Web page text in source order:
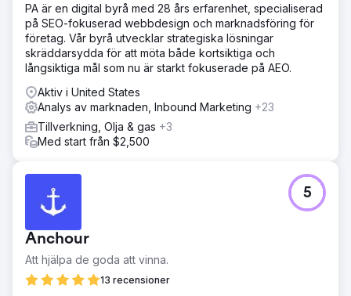
Vi fokuserade på att identifiera rätt kunder genom riktade
marknadsföringskampanjer för att öka engagemanget
och konverteringsfrekvensen. Organiskt sökande var
nyckeln till att skapa hållbarhet i verksamheten. Vi gjorde
om hemsidan och optimerade användarupplevelsen och
köparens resa.
Resultat
När vi startade i april spenderade företaget för mycket
för att locka 70 000 användare och genererade 162 318
och de siffrorna sköt i höjden. Månadsintäkterna steg till 1
159 200 USD från 180 000 besökare.
PA är en digital byrå med 28 års erfarenhet, specialiserad
på SEO-fokuserad webbdesign och marknadsföring för
företag. Vår byrå utvecklar strategiska lösningar
skräddarsydda för att möta både kortsiktiga och
långsiktiga mål som nu är starkt fokuserade på AEO.
Aktiv i United States
Analys av marknaden, Inbound Marketing +23
Tillverkning, Olja & gas +3
Med start från $2,500
Anchour
Att hjälpa de goda att vinna.
13 recensioner
5